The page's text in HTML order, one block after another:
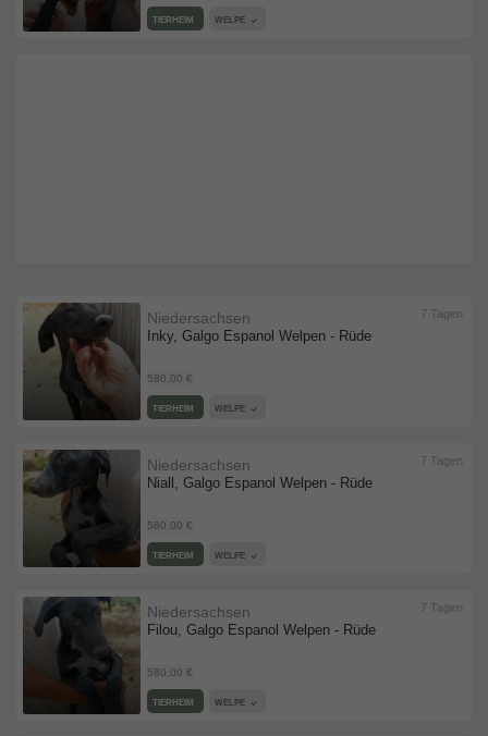
TIERHEIM WELPE
Inky, Galgo Espanol Welpen - Rüde
Niedersachsen
580,00 €
7 Tagen
TIERHEIM WELPE
Niall, Galgo Espanol Welpen - Rüde
Niedersachsen
580,00 €
7 Tagen
TIERHEIM WELPE
Filou, Galgo Espanol Welpen - Rüde
Niedersachsen
580,00 €
7 Tagen
TIERHEIM WELPE